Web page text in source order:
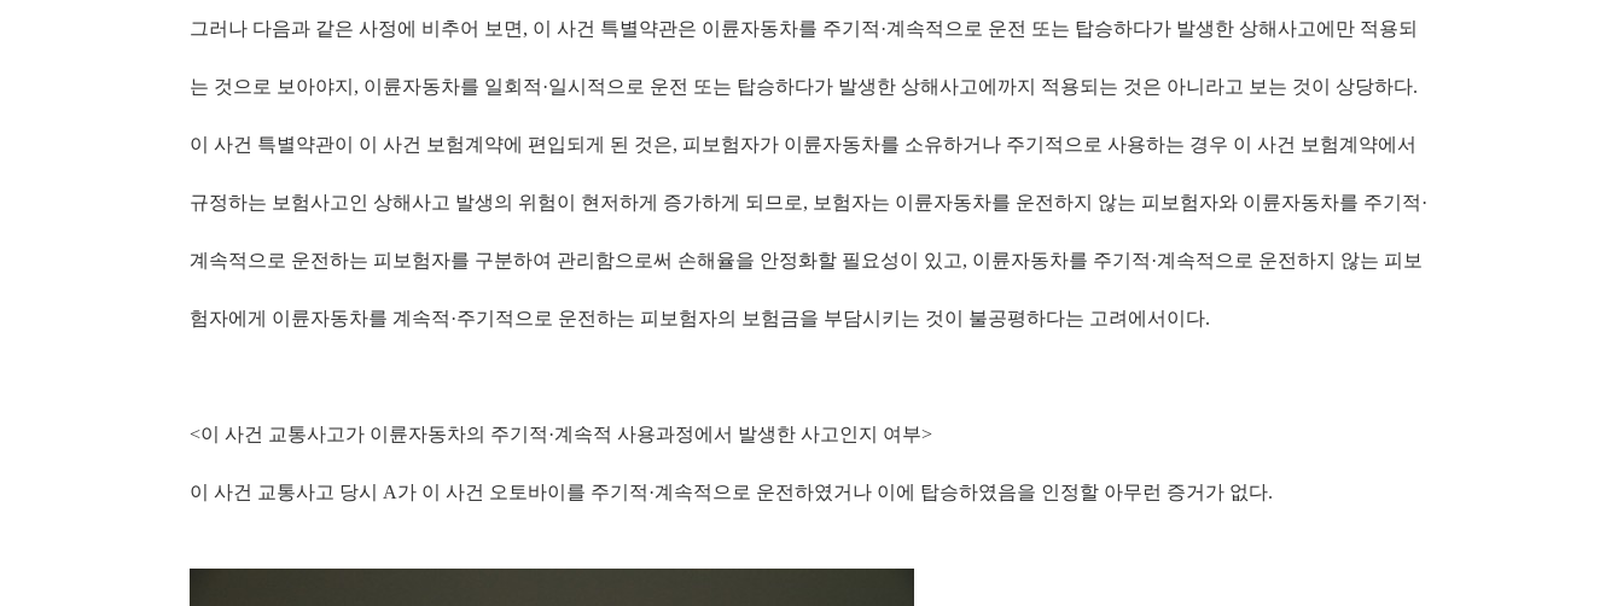
그러나 다음과 같은 사정에 비추어 보면 , 이 사건 특별약관은 이륜자동차를 주기적·계속적으로 운전 또는 탑승하다가 발생한 상해사고에만 적용되
는 것으로 보아야지 , 이륜자동차를 일회적·일시적으로 운전 또는 탑승하다가 발생한 상해사고에까지 적용되는 것은 아니라고 보는 것이 상당하다.
이 사건 특별약관이 이 사건 보험계약에 편입되게 된 것은, 피보험자가 이륜자동차를 소유하거나 주기적으로 사용하는 경우 이 사건 보험계약에서
규정하는 보험사고인 상해사고 발생의 위험이 현저하게 증가하게 되므로, 보험자는 이륜자동차를 운전하지 않는 피보험자와 이륜자동차를 주기적·
계속적으로 운전하는 피보험자를 구분하여 관리함으로써 손해율을 안정화할 필요성이 있고, 이륜자동차를 주기적·계속적으로 운전하지 않는 피보
험자에게 이륜자동차를 계속적·주기적으로 운전하는 피보험자의 보험금을 부담시키는 것이 불공평하다는 고려에서이다.
<이 사건 교통사고가 이륜자동차의 주기적·계속적 사용과정에서 발생한 사고인지 여부>
이 사건 교통사고 당시 A가 이 사건 오토바이를 주기적·계속적으로 운전하였거나 이에 탑승하였음을 인정할 아무런 증거가 없다.